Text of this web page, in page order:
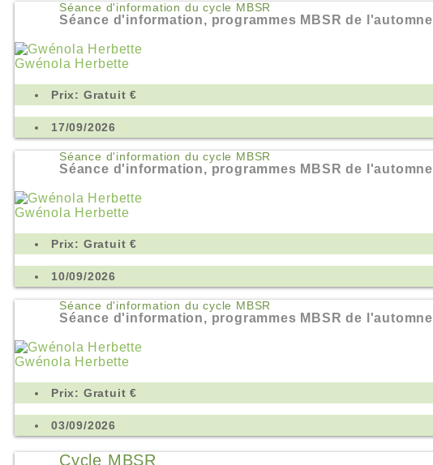
Séance d'information du cycle MBSR
Séance d'information, programmes MBSR de l'automne
Gwénola Herbette
Prix: Gratuit €
17/09/2026
Séance d'information du cycle MBSR
Séance d'information, programmes MBSR de l'automne
Gwénola Herbette
Prix: Gratuit €
10/09/2026
Séance d'information du cycle MBSR
Séance d'information, programmes MBSR de l'automne
Gwénola Herbette
Prix: Gratuit €
03/09/2026
Cycle MBSR